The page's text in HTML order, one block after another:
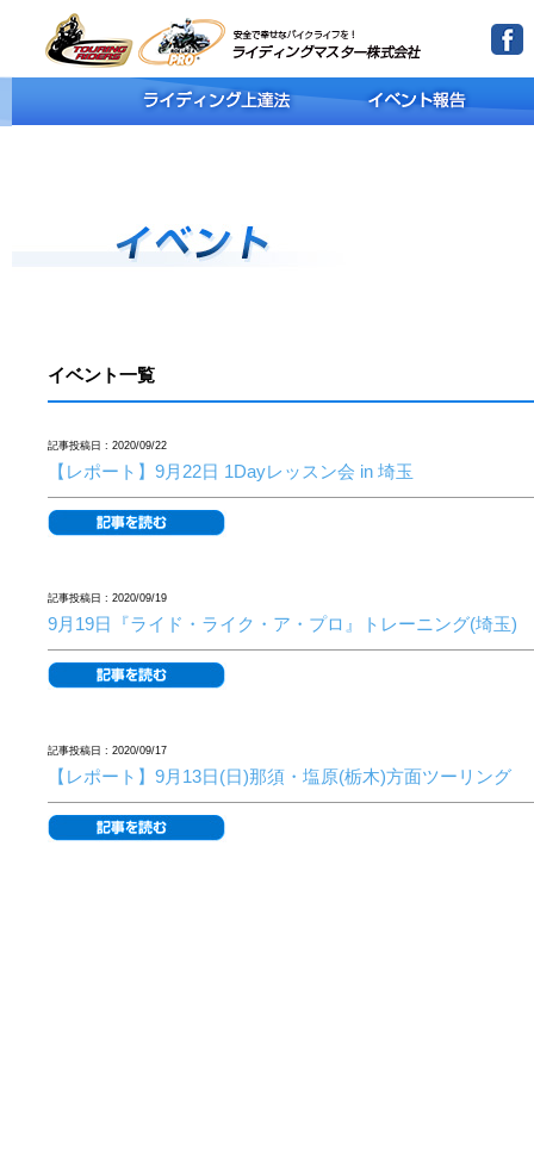
イベント一覧
記事投稿日 : 2020/09/22
【レポート】9月22日 1Dayレッスン会 in 埼玉
記事投稿日 : 2020/09/19
9月19日『ライド・ライク・ア・プロ』トレーニング(埼玉)
記事投稿日 : 2020/09/17
【レポート】9月13日(日)那須・塩原(栃木)方面ツーリング